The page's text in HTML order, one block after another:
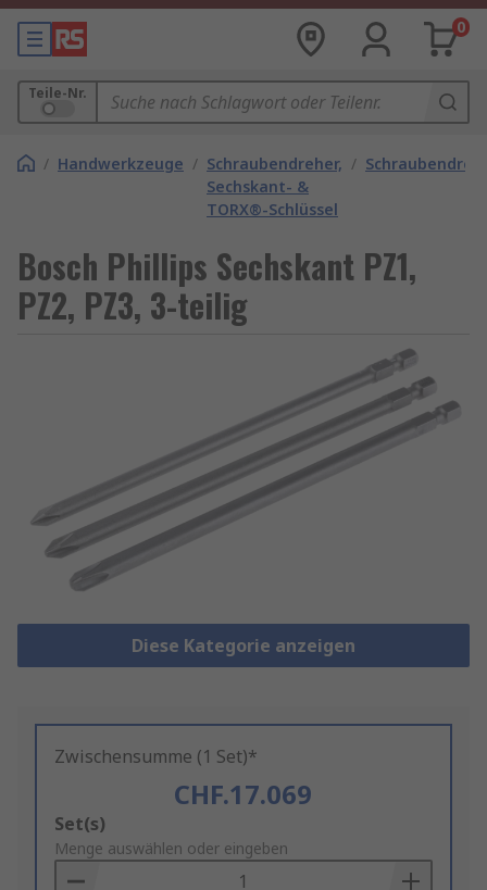
0
Teile-Nr.
/ Handwerkzeuge / Schraubendreher,
Sechskant- &
TORX®-Schlüssel
/
Bosch Phillips Sechskant PZ1,
PZ2, PZ3, 3-teilig
Diese Kategorie anzeigen
Zwischensumme (1 Set)*
CHF.17.069
Add
to
Basket
Set(s)
Menge auswählen oder eingeben